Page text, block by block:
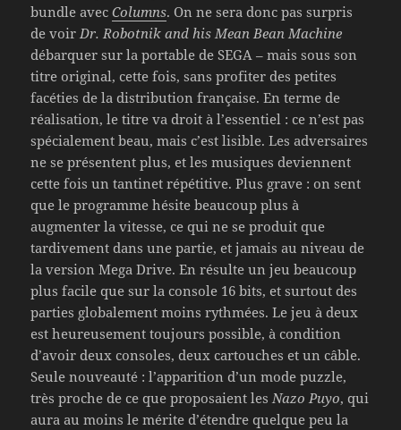
bundle avecColumns. On ne sera donc pas surpris
de voir Dr. Robotnik and his Mean Bean Machine
débarquer sur la portable de SEGA – mais sous son
titre original, cette fois, sans profiter des petites
facéties de la distribution française. En terme de
réalisation, le titre va droit à l’essentiel : ce n’est pas
spécialement beau, mais c’est lisible. Les adversaires
ne se présentent plus, et les musiques deviennent
cette fois un tantinet répétitive. Plus grave : on sent
que le programme hésite beaucoup plus à
augmenter la vitesse, ce qui ne se produit que
tardivement dans une partie, et jamais au niveau de
la version Mega Drive. En résulte un jeu beaucoup
plus facile que sur la console 16 bits, et surtout des
parties globalement moins rythmées. Le jeu à deux
est heureusement toujours possible, à condition
d’avoir deux consoles, deux cartouches et un câble.
Seule nouveauté : l’apparition d’un mode puzzle,
très proche de ce que proposaient les Nazo Puyo, qui
aura au moins le mérite d’étendre quelque peu la